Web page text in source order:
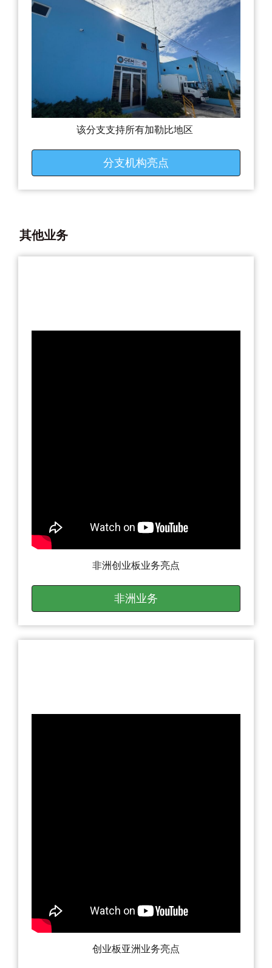
该分支支持所有加勒比地区
分支机构亮点
其他业务
非洲创业板业务亮点
非洲业务
创业板亚洲业务亮点